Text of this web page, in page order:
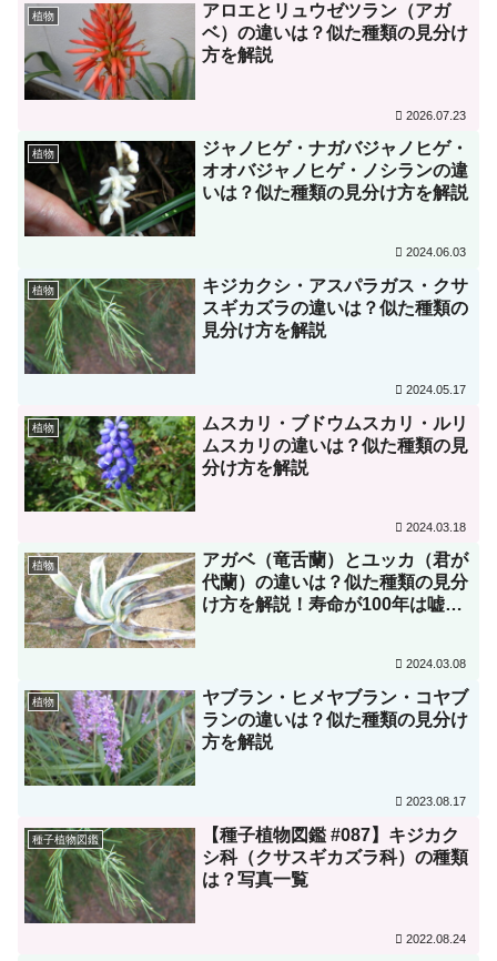
植物
アロエとリュウゼツラン（アガ
ベ）の違いは？似た種類の見分け
方を解説
2026.07.23
植物
ジャノヒゲ・ナガバジャノヒゲ・
オオバジャノヒゲ・ノシランの違
いは？似た種類の見分け方を解説
2024.06.03
植物
キジカクシ・アスパラガス・クサ
スギカズラの違いは？似た種類の
見分け方を解説
2024.05.17
植物
ムスカリ・ブドウムスカリ・ルリ
ムスカリの違いは？似た種類の見
分け方を解説
2024.03.18
植物
アガベ（竜舌蘭）とユッカ（君が
代蘭）の違いは？似た種類の見分
け方を解説！寿命が100年は嘘？
2024.03.08
植物
ヤブラン・ヒメヤブラン・コヤブ
ランの違いは？似た種類の見分け
方を解説
2023.08.17
種子植物図鑑
【種子植物図鑑 #087】キジカク
シ科（クサスギカズラ科）の種類
は？写真一覧
2022.08.24